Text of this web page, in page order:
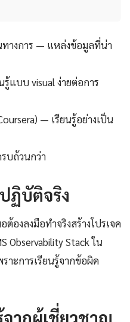
ทางการ — แหล่งข้อมูลที่น่า
แบบ visual ง่ายต่อการ
— เรียนรู้อย่างเป็น
บถ้วนกว่า
ฏิบัติจริง
องลงมือทำจริงสร้างโปรเจค
Observability Stack ใน
าะการเรียนรู้จากข้อผิด
ากผู้เชี่ยวชาญ